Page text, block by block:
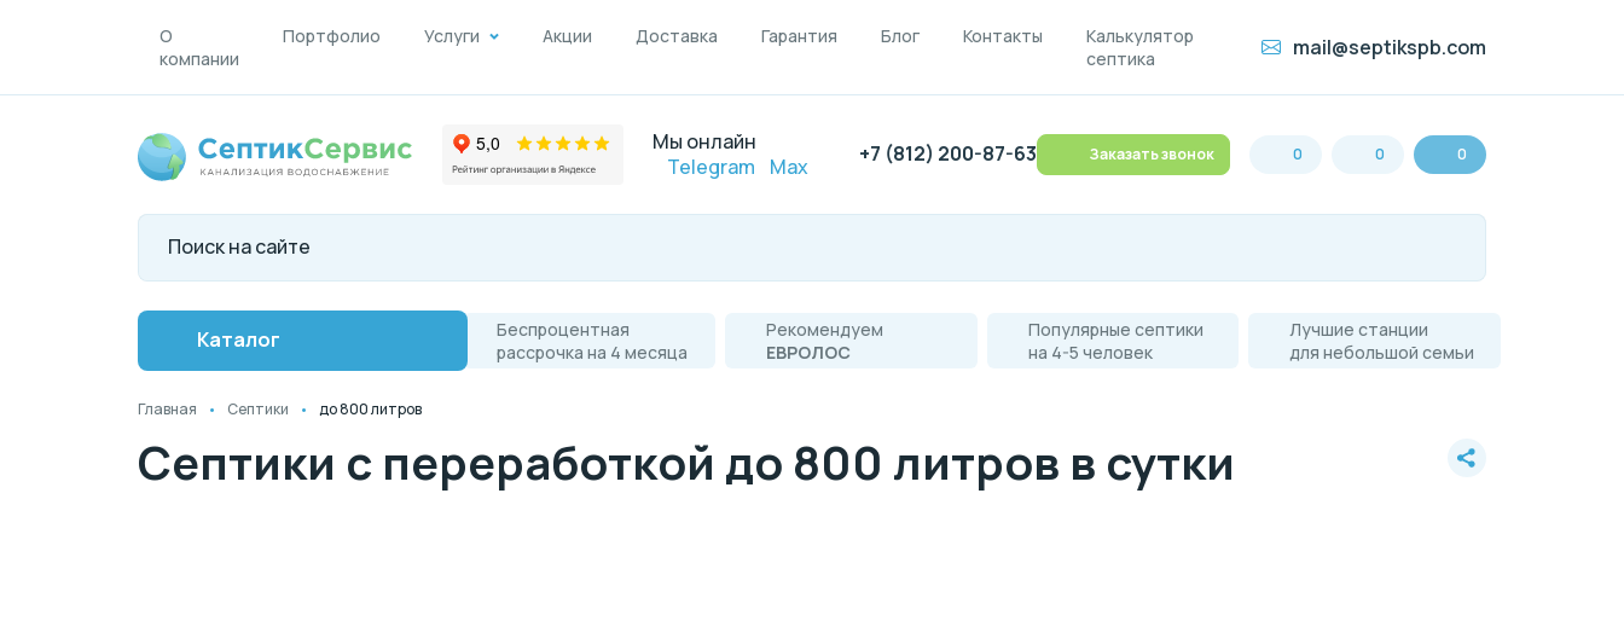
О
компании
Портфолио Услуги Акции Доставка Гарантия Блог Контакты
Калькулятор
септика
mail@septikspb.com
Мы онлайн
Telegram
Max +7 (812) 200-87-63 Заказать звонок 0 0 0
Каталог
Беспроцентная
рассрочка на 4 месяца
Рекомендуем
ЕВРОЛОС
Популярные септики
на 4-5 человек
Лучшие станции
для небольшой семьи
Главная Септики до 800 литров
Септики с переработкой до 800 литров в сутки